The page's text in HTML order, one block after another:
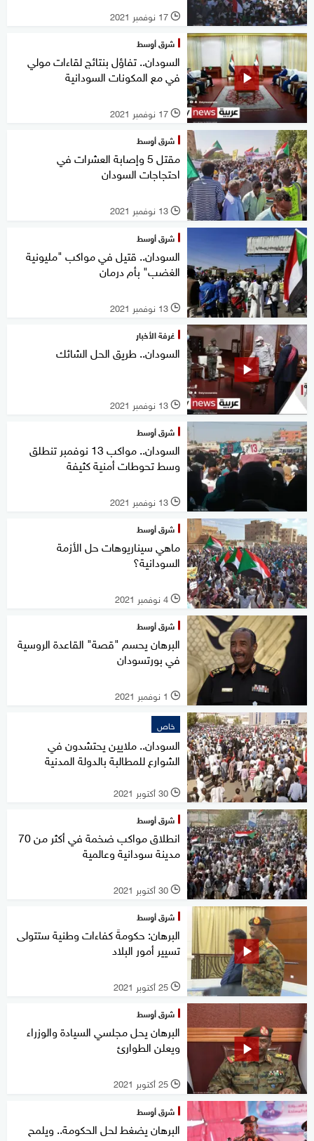
l 17 نوفمبر 2021
شرق أوسط
السودان.. تفاؤل بنتائج لقاءات مولي
في مع المكونات السودانية
l 17 نوفمبر 2021
شرق أوسط
مقتل 5 وإصابة العشرات في
احتجاجات السودان
l 13 نوفمبر 2021
شرق أوسط
السودان.. قتيل في مواكب "مليونية
الغضب" بأم درمان
l 13 نوفمبر 2021
غرفة الأخبار
السودان.. طريق الحل الشائك
l 13 نوفمبر 2021
شرق أوسط
السودان.. مواكب 13 نوفمبر تنطلق
وسط تحوطات أمنية كثيفة
l 13 نوفمبر 2021
شرق أوسط
ماهي سيناريوهات حل الأزمة
السودانية؟
l 4 نوفمبر 2021
شرق أوسط
البرهان يحسم "قصة" القاعدة الروسية
في بورتسودان
l 1 نوفمبر 2021
خاص
السودان.. ملايين يحتشدون في
الشوارع للمطالبة بالدولة المدنية
l 30 أكتوبر 2021
شرق أوسط
انطلاق مواكب ضخمة في أكثر من 70
مدينة سودانية وعالمية
l 30 أكتوبر 2021
شرق أوسط
البرهان: حكومةَ كفاءات وطنية ستتولى
تسيير أمور البلاد
l 25 أكتوبر 2021
شرق أوسط
البرهان يحل مجلسي السيادة والوزراء
ويعلن الطوارئ
l 25 أكتوبر 2021
شرق أوسط
البرهان يضغط لحل الحكومة.. ويلمح